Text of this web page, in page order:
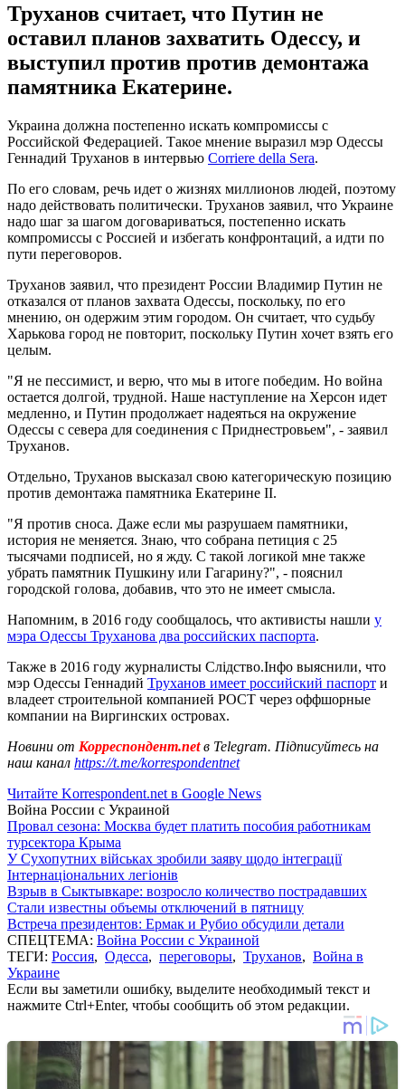
Труханов считает, что Путин не
оставил планов захватить Одессу, и
выступил против против демонтажа
памятника Екатерине.
Украина должна постепенно искать компромиссы с
Российской Федерацией. Такое мнение выразил мэр Одессы
Геннадий Труханов в интервью Corriere della Sera.
По его словам, речь идет о жизнях миллионов людей, поэтому
надо действовать политически. Труханов заявил, что Украине
надо шаг за шагом договариваться, постепенно искать
компромиссы с Россией и избегать конфронтаций, а идти по
пути переговоров.
Труханов заявил, что президент России Владимир Путин не
отказался от планов захвата Одессы, поскольку, по его
мнению, он одержим этим городом. Он считает, что судьбу
Харькова город не повторит, поскольку Путин хочет взять его
целым.
"Я не пессимист, и верю, что мы в итоге победим. Но война
остается долгой, трудной. Наше наступление на Херсон идет
медленно, и Путин продолжает надеяться на окружение
Одессы с севера для соединения с Приднестровьем", - заявил
Труханов.
Отдельно, Труханов высказал свою категорическую позицию
против демонтажа памятника Екатерине II.
"Я против сноса. Даже если мы разрушаем памятники,
история не меняется. Знаю, что собрана петиция с 25
тысячами подписей, но я жду. С такой логикой мне также
убрать памятник Пушкину или Гагарину?", - пояснил
городской голова, добавив, что это не имеет смысла.
Напомним, в 2016 году сообщалось, что активисты нашли у
мэра Одессы Труханова два российских паспорта.
Также в 2016 году журналисты Слідство.Інфо выяснили, что
мэр Одессы Геннадий Труханов имеет российский паспорт и
владеет строительной компанией РОСТ через оффшорные
компании на Виргинских островах.
Новини от Корреспондент.netв Telegram. Підписуйтесь на
наш канал https://t.me/korrespondentnet
Читайте Korrespondent.net в Google News
Война России с Украиной
Провал сезона: Москва будет платить пособия работникам
турсектора Крыма
У Сухопутних військах зробили заяву щодо інтеграції
Інтернаціональних легіонів
Взрыв в Сыктывкаре: возросло количество пострадавших
Стали известны объемы отключений в пятницу
Встреча президентов: Ермак и Рубио обсудили детали
СПЕЦТЕМА: Война России с Украиной
ТЕГИ: Россия, Одесса, переговоры, Труханов, Война в
Украине
Если вы заметили ошибку, выделите необходимый текст и
нажмите Ctrl+Enter, чтобы сообщить об этом редакции.